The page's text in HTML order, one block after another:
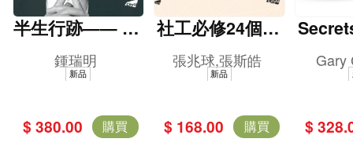
半生行跡—— 鍾
瑞明普惠香江路
鍾瑞明
新品
$ 380.00 購買
社工必修24個核
心社會科學理論
張兆球,張斯皓
新品
$ 168.00 購買
e
es --
Gary
$